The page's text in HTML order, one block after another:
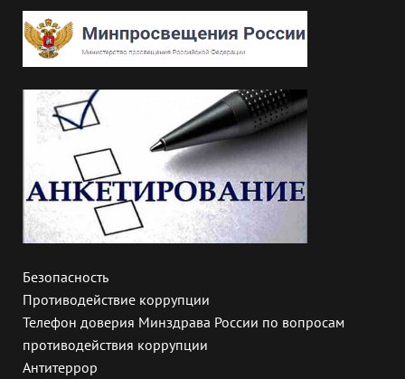
Безопасность
Противодействие коррупции
Телефон доверия Минздрава России по вопросам
противодействия коррупции
Антитеррор